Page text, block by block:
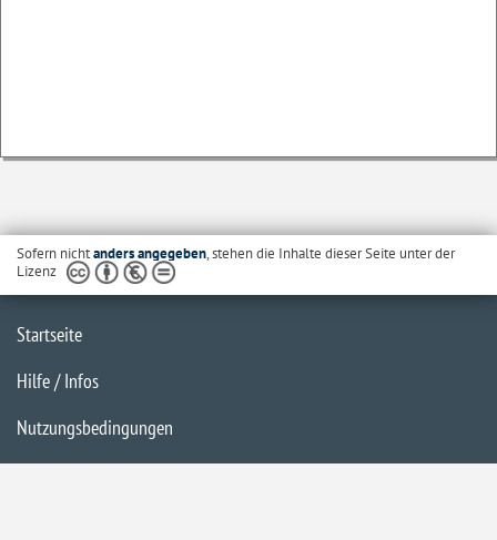
Sofern nichtanders angegeben, stehen die Inhalte dieser Seite unter der
Lizenz
Startseite
Hilfe / Infos
Nutzungsbedingungen